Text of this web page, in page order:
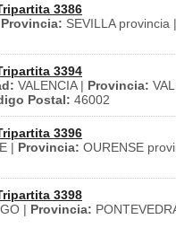
3386
Provincia: SEVILLA provincia
3394
VALENCIA | Provincia:
Postal: 46002
3396
| Provincia: OURENSE
3398
| Provincia: